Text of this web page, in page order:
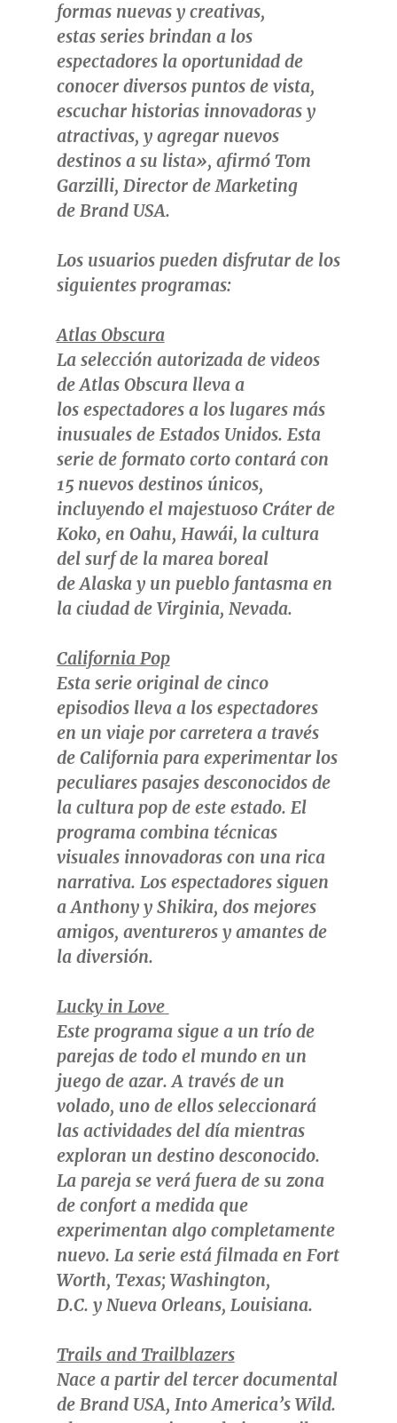
formas nuevas y creativas,
estas series brindan a los
espectadores la oportunidad de
conocer diversos puntos de vista,
escuchar historias innovadoras y
atractivas, y agregar nuevos
destinos a su lista», afirmó Tom
Garzilli, Director de Marketing
de Brand USA.
Los usuarios pueden disfrutar de los
siguientes programas:
Atlas Obscura
La selección autorizada de videos
deAtlas Obscura lleva a
los espectadores a los lugares más
inusuales de Estados Unidos. Esta
serie de formato corto contará con
15 nuevos destinos únicos,
incluyendo el majestuoso Cráter de
Koko, en Oahu, Hawái, la cultura
del surf de la marea boreal
deAlaska y un pueblo fantasma en
la ciudad de Virginia, Nevada.
California Pop
Esta serie original de cinco
episodios lleva a los espectadores
en un viaje por carretera a través
de Californiapara experimentar los
peculiares pasajes desconocidos de
la cultura pop de este estado. El
programa combina técnicas
visuales innovadoras con una rica
narrativa. Los espectadores siguen
aAnthony y Shikira, dos mejores
amigos, aventureros y amantes de
la diversión.
Lucky in Love
Este programa sigue a un trío de
parejas de todo el mundo en un
juego de azar. A través de un
volado, uno de ellos seleccionará
las actividades del día mientras
exploran un destino desconocido.
La pareja se verá fuera de su zona
de confort a medida que
experimentan algo completamente
nuevo. La serie está filmada en Fort
Worth, Texas; Washington,
D.C. y Nueva Orleans, Louisiana.
Trails and Trailblazers
Nace a partir del tercer documental
de Brand USA, Into America’s Wild.